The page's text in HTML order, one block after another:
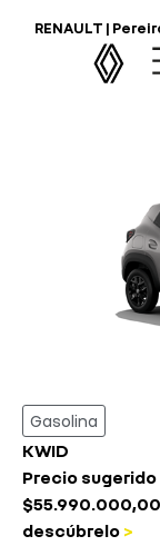
RENAULT |
HOME
Gasolina
KWID
Precio
$55.990.000,00
descúbrelo >